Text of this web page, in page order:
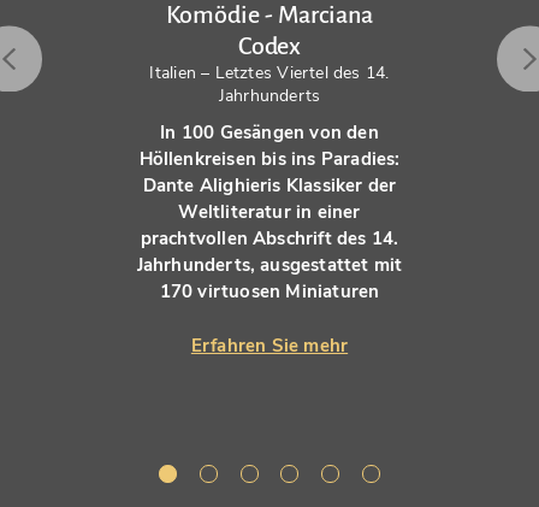
Komödie - Marciana
Codex
Italien – Letztes Viertel des 14.
Jahrhunderts
In 100 Gesängen von den
Höllenkreisen bis ins Paradies:
Dante Alighieris Klassiker der
Weltliteratur in einer
prachtvollen Abschrift des 14.
Jahrhunderts, ausgestattet mit
170 virtuosen Miniaturen
Erfahren Sie mehr